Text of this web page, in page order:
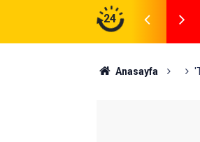
24
Gerekenler: Telegram Gruplarında
Anasayfa